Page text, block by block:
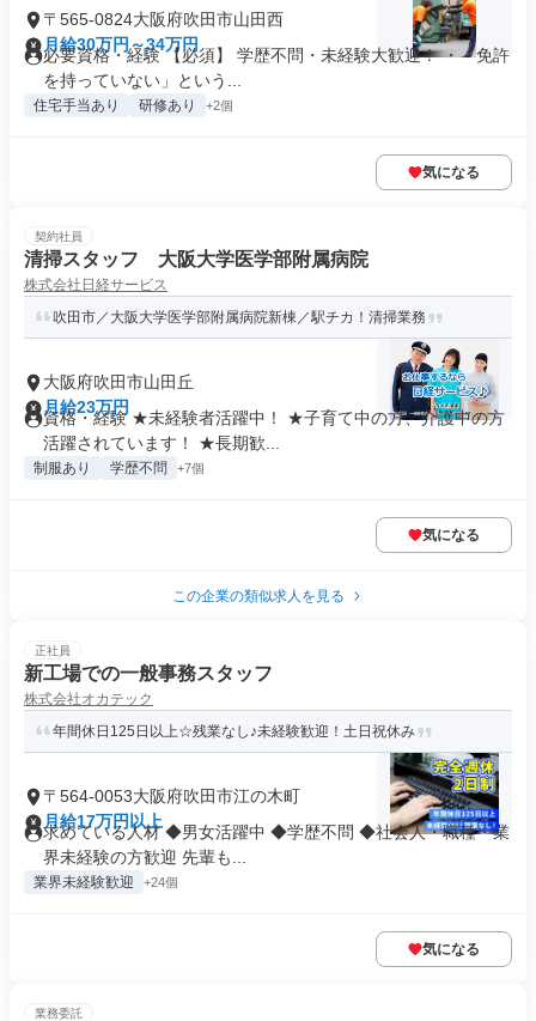
〒565-0824大阪府吹田市山田西
月給30万円～34万円
必要資格・経験 【必須】 学歴不問・未経験大歓迎！ ・「免許
を持っていない」という...
住宅手当あり 研修あり +2個
気になる
契約社員
清掃スタッフ 大阪大学医学部附属病院
株式会社日経サービス
吹田市／大阪大学医学部附属病院新棟／駅チカ！清掃業務
大阪府吹田市山田丘
月給23万円
資格・経験 ★未経験者活躍中！ ★子育て中の方、介護中の方
活躍されています！ ★長期歓...
制服あり 学歴不問 +7個
気になる
この企業の類似求人を見る
正社員
新工場での一般事務スタッフ
株式会社オカテック
年間休日125日以上☆残業なし♪未経験歓迎！土日祝休み
〒564-0053大阪府吹田市江の木町
月給17万円以上
求めている人材 ◆男女活躍中 ◆学歴不問 ◆社会人・職種・業
界未経験の方歓迎 先輩も...
業界未経験歓迎 +24個
気になる
業務委託